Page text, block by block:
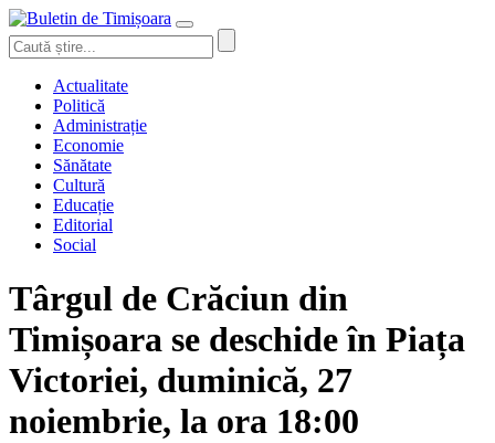
Actualitate
Politică
Administrație
Economie
Sănătate
Cultură
Educație
Editorial
Social
Târgul de Crăciun din
Timișoara se deschide în Piața
Victoriei, duminică, 27
noiembrie, la ora 18:00